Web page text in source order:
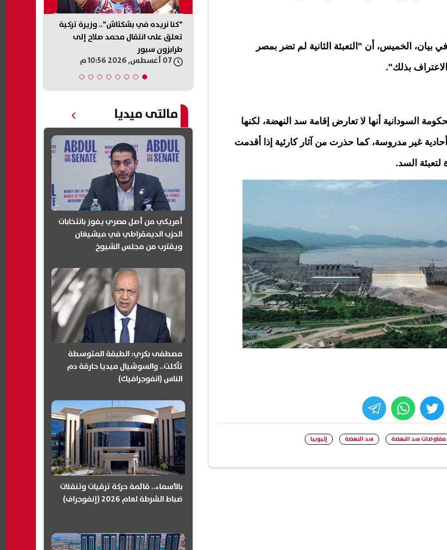
في بيان، الخميس، أن "التعبئة الثانية لم تضر بمصر
بذلك".
السودانية أنها لا تعارض إقامة سد النهضة، لكنها
غير مدروسة، كما حذرت من آثار كارثية إذا أقدمت
السد.
twitter
whats
مفاوضات سد النهضة سد النهضة إثيوبيا
"كنا نريده في بشكتاش".. وزيرة تركية
تعلق على انتقال محمد صلاح إلى
طرابزون سبور
مالتى ميديا
أمريكي من أصل مصري يفوز بانتخابات
الحزب الديمقراطي في ميشيغان
ويقترب من مجلس الشيوخ
مصطفى بكري: الطبقة المتوسطة
تآكلت.. والسوشيال ميديا حارقة دم
الناس (انفوجرافيك)
بالأسماء.. قائمة حركة ترقيات وتنقلات
ضباط الشرطة لعام 2026 (إنفوجراف)